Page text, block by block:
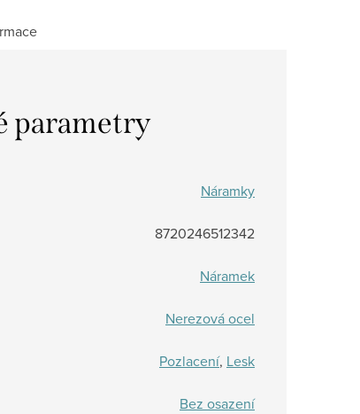
parametry
Náramky
8720246512342
Náramek
Nerezová ocel
Pozlacení, Lesk
Bez osazení